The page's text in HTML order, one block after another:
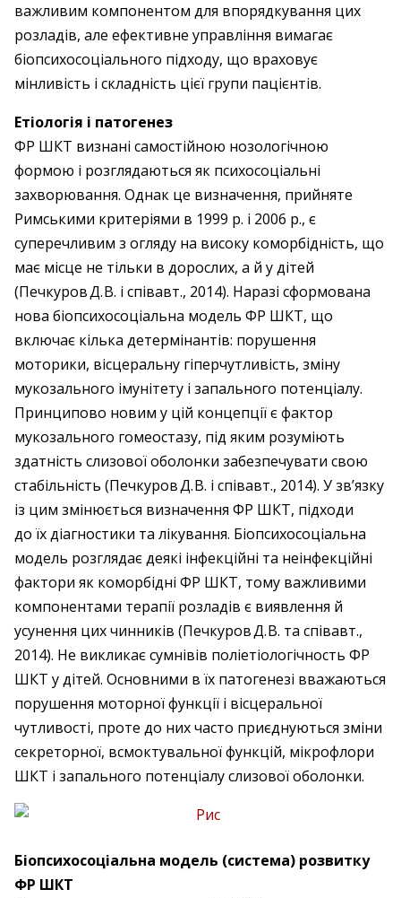
важливим компонентом для впорядкування цих
розладів, але ефективне управління вимагає
біопсихосоціального підходу, що враховує
мінливість і складність цієї групи пацієнтів.
Етіологія і патогенез
ФР ШКТ визнані самостійною нозологічною
формою і розглядаються як психосоціальні
захворювання. Однак це визначення, прийняте
Римськими критеріями в 1999 р. і 2006 р., є
суперечливим з огляду на високу коморбідність, що
має місце не тільки в дорослих, а й у дітей
(Печкуров Д. В. і співавт., 2014). Наразі сформована
нова біопсихосоціальна модель ФР ШКТ, що
включає кілька детермінантів: порушення
моторики, вісцеральну гіперчутливість, зміну
мукозального імунітету і запального потенціалу.
Принципово новим у цій концепції є фактор
мукозального гомеостазу, під яким розуміють
здатність слизової оболонки забезпечувати свою
стабільність (Печкуров Д. В. і співавт., 2014). У зв’язку
із цим змінюється визначення ФР ШКТ, підходи
до їх діагностики та лікування. Біопсихосоціальна
модель розглядає деякі інфекційні та неінфекційні
фактори як коморбідні ФР ШКТ, тому важливими
компонентами терапії розладів є виявлення й
усунення цих чинників (Печкуров Д. В. та співавт.,
2014). Не викликає сумнівів поліетіологічность ФР
ШКТ у дітей. Основними в їх патогенезі вважаються
порушення моторної функції і вісцеральної
чутливості, проте до них часто приєднуються зміни
секреторної, всмоктувальної функцій, мікрофлори
ШКТ і запального потенціалу слизової оболонки.
Біопсихосоціальна модель (система) розвитку
ФР ШКТ